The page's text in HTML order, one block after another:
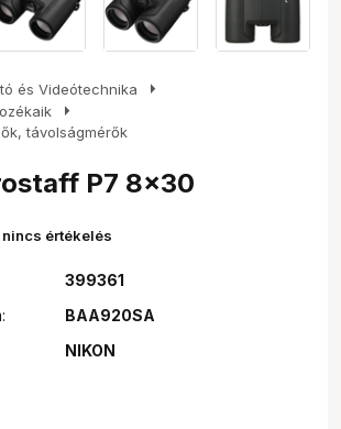
és Videótechnika arrow_right
arrow_right
távolságmérők
P7 8x30
nincs értékelés
399361
BAA920SA
NIKON